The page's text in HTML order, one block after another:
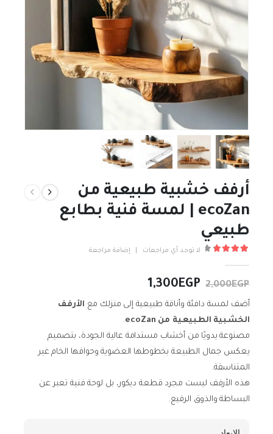
أرفف خشبية طبيعية من
ecoZan | لمسة فنية بطابع
طبيعي
لا توجد أي مراجعات إضافة مراجعة
2,000EGP
السعر
الأصلي
هو:
2,000EGP.
1,300EGP
الحالي
هو:
1,300EGP.
أضف لمسة دافئة وأناقة طبيعية إلى منزلك مع الأرفف
الخشبية الطبيعية من ecoZan
.
مصنوعة يدويًا من أخشاب مستدامة عالية الجودة، بتصميم
يعكس جمال الطبيعة بخطوطها العضوية وحوافها الخام غير
المتناسقة.
هذه الأرفف ليست مجرد قطعة ديكور، بل لوحة فنية تعبر عن
البساطة والذوق الرفيع.